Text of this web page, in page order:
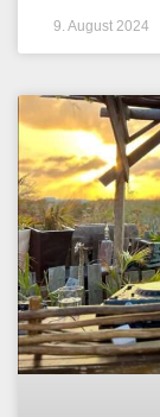
9. August 2024